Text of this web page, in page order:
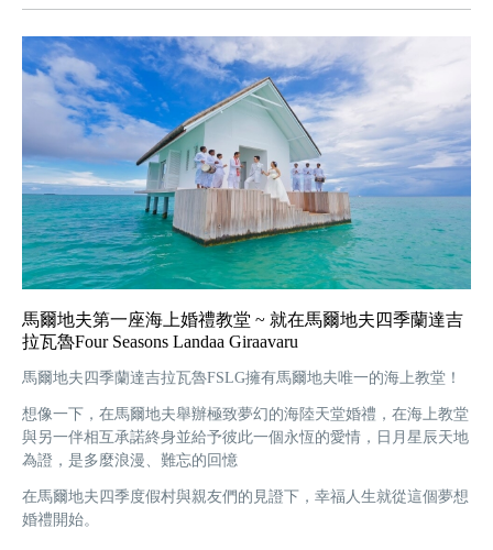
馬爾地夫第一座海上婚禮教堂 ~ 就在馬爾地夫四季蘭達吉
拉瓦魯Four Seasons Landaa Giraavaru
馬爾地夫四季蘭達吉拉瓦魯FSLG擁有馬爾地夫唯一的海上教堂！
想像一下，在馬爾地夫舉辦極致夢幻的海陸天堂婚禮，在海上教堂
與另一伴相互承諾終身並給予彼此一個永恆的愛情，日月星辰天地
為證，是多麼浪漫、難忘的回憶
在馬爾地夫四季度假村與親友們的見證下，幸福人生就從這個夢想
婚禮開始。